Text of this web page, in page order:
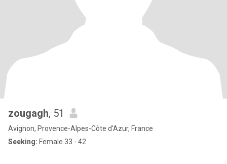
zougagh, 51
Avignon, Provence-Alpes-Côte d'Azur, France
Seeking: Female 33 - 42